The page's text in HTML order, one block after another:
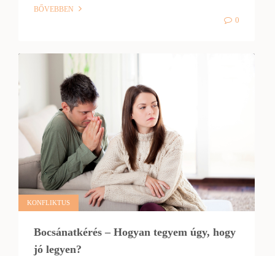
BŐVEBBEN
0
KONFLIKTUS
Bocsánatkérés – Hogyan tegyem úgy, hogy
jó legyen?